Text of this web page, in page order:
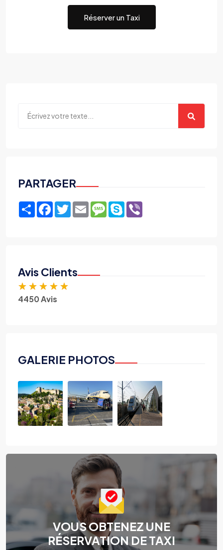
Réserver un Taxi
PARTAGER
ShareFacebook
TwitterEmailMessage
Skype
Avis Clients
★ ★ ★ ★ ★
4450 Avis
GALERIE PHOTOS
VOUS OBTENEZ UNE
RÉSERVATION DE TAXI